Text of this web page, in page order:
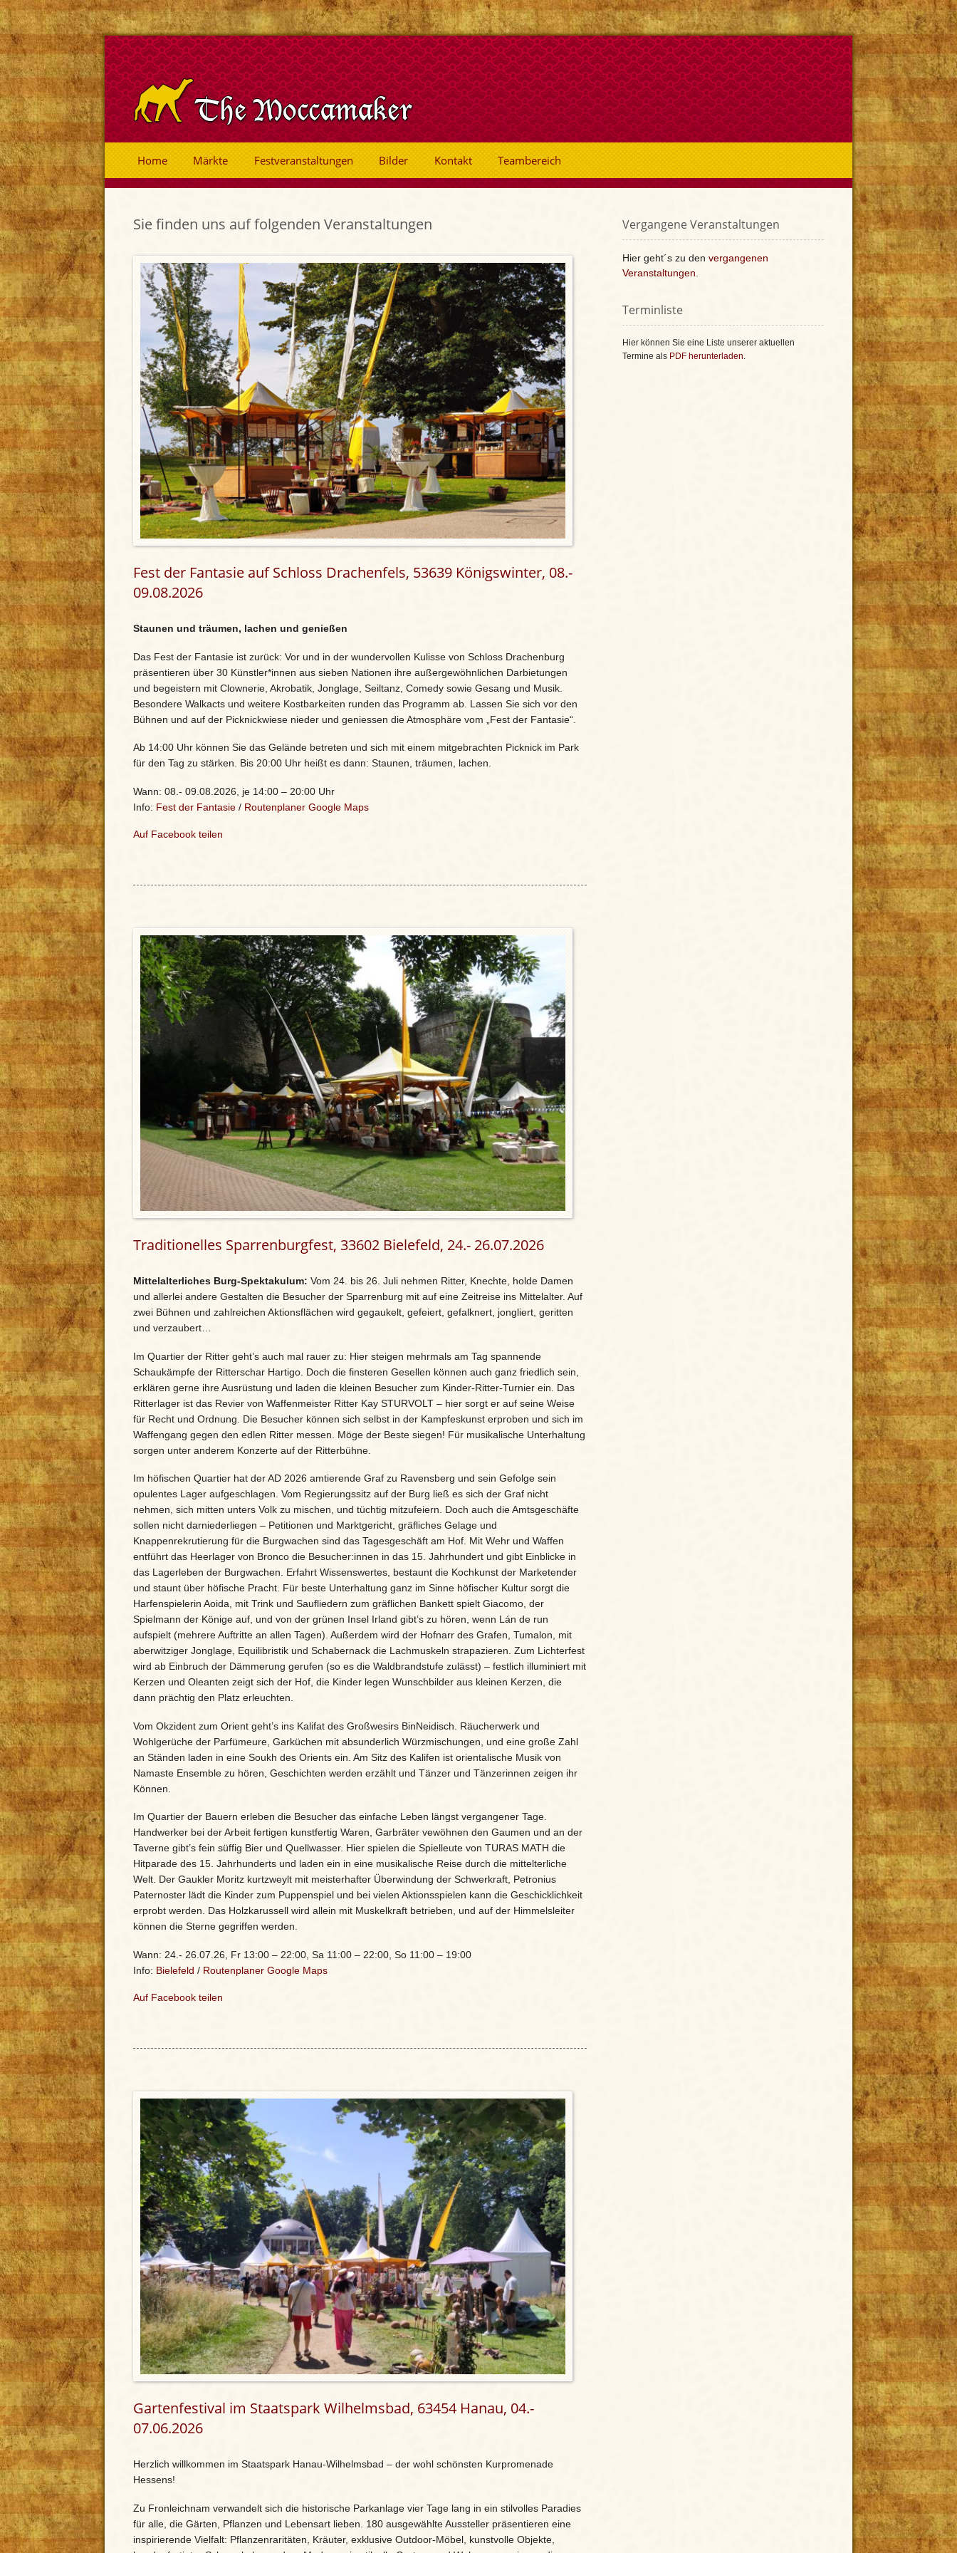
Home Märkte Festveranstaltungen Bilder Kontakt Teambereich
Sie finden uns auf folgenden Veranstaltungen
Fest der Fantasie auf Schloss Drachenfels, 53639 Königswinter, 08.-
09.08.2026
Staunen und träumen, lachen und genießen
Das Fest der Fantasie ist zurück: Vor und in der wundervollen Kulisse von Schloss Drachenburg
präsentieren über 30 Künstler*innen aus sieben Nationen ihre außergewöhnlichen Darbietungen
und begeistern mit Clownerie, Akrobatik, Jonglage, Seiltanz, Comedy sowie Gesang und Musik.
Besondere Walkacts und weitere Kostbarkeiten runden das Programm ab. Lassen Sie sich vor den
Bühnen und auf der Picknickwiese nieder und geniessen die Atmosphäre vom „Fest der Fantasie“.
Ab 14:00 Uhr können Sie das Gelände betreten und sich mit einem mitgebrachten Picknick im Park
für den Tag zu stärken. Bis 20:00 Uhr heißt es dann: Staunen, träumen, lachen.
Wann: 08.- 09.08.2026, je 14:00 – 20:00 Uhr
Info: Fest der Fantasie / Routenplaner Google Maps
Auf Facebook teilen
Traditionelles Sparrenburgfest, 33602 Bielefeld, 24.- 26.07.2026
Mittelalterliches Burg-Spektakulum: Vom 24. bis 26. Juli nehmen Ritter, Knechte, holde Damen
und allerlei andere Gestalten die Besucher der Sparrenburg mit auf eine Zeitreise ins Mittelalter. Auf
zwei Bühnen und zahlreichen Aktionsflächen wird gegaukelt, gefeiert, gefalknert, jongliert, geritten
und verzaubert…
Im Quartier der Ritter geht’s auch mal rauer zu: Hier steigen mehrmals am Tag spannende
Schaukämpfe der Ritterschar Hartigo. Doch die finsteren Gesellen können auch ganz friedlich sein,
erklären gerne ihre Ausrüstung und laden die kleinen Besucher zum Kinder-Ritter-Turnier ein. Das
Ritterlager ist das Revier von Waffenmeister Ritter Kay STURVOLT – hier sorgt er auf seine Weise
für Recht und Ordnung. Die Besucher können sich selbst in der Kampfeskunst erproben und sich im
Waffengang gegen den edlen Ritter messen. Möge der Beste siegen! Für musikalische Unterhaltung
sorgen unter anderem Konzerte auf der Ritterbühne.
Im höfischen Quartier hat der AD 2026 amtierende Graf zu Ravensberg und sein Gefolge sein
opulentes Lager aufgeschlagen. Vom Regierungssitz auf der Burg ließ es sich der Graf nicht
nehmen, sich mitten unters Volk zu mischen, und tüchtig mitzufeiern. Doch auch die Amtsgeschäfte
sollen nicht darniederliegen – Petitionen und Marktgericht, gräfliches Gelage und
Knappenrekrutierung für die Burgwachen sind das Tagesgeschäft am Hof. Mit Wehr und Waffen
entführt das Heerlager von Bronco die Besucher:innen in das 15. Jahrhundert und gibt Einblicke in
das Lagerleben der Burgwachen. Erfahrt Wissenswertes, bestaunt die Kochkunst der Marketender
und staunt über höfische Pracht. Für beste Unterhaltung ganz im Sinne höfischer Kultur sorgt die
Harfenspielerin Aoida, mit Trink und Saufliedern zum gräflichen Bankett spielt Giacomo, der
Spielmann der Könige auf, und von der grünen Insel Irland gibt’s zu hören, wenn Lán de run
aufspielt (mehrere Auftritte an allen Tagen). Außerdem wird der Hofnarr des Grafen, Tumalon, mit
aberwitziger Jonglage, Equilibristik und Schabernack die Lachmuskeln strapazieren. Zum Lichterfest
wird ab Einbruch der Dämmerung gerufen (so es die Waldbrandstufe zulässt) – festlich illuminiert mit
Kerzen und Oleanten zeigt sich der Hof, die Kinder legen Wunschbilder aus kleinen Kerzen, die
dann prächtig den Platz erleuchten.
Vom Okzident zum Orient geht’s ins Kalifat des Großwesirs BinNeidisch. Räucherwerk und
Wohlgerüche der Parfümeure, Garküchen mit absunderlich Würzmischungen, und eine große Zahl
an Ständen laden in eine Soukh des Orients ein. Am Sitz des Kalifen ist orientalische Musik von
Namaste Ensemble zu hören, Geschichten werden erzählt und Tänzer und Tänzerinnen zeigen ihr
Können.
Im Quartier der Bauern erleben die Besucher das einfache Leben längst vergangener Tage.
Handwerker bei der Arbeit fertigen kunstfertig Waren, Garbräter vewöhnen den Gaumen und an der
Taverne gibt’s fein süffig Bier und Quellwasser. Hier spielen die Spielleute von TURAS MATH die
Hitparade des 15. Jahrhunderts und laden ein in eine musikalische Reise durch die mittelterliche
Welt. Der Gaukler Moritz kurtzweylt mit meisterhafter Überwindung der Schwerkraft, Petronius
Paternoster lädt die Kinder zum Puppenspiel und bei vielen Aktionsspielen kann die Geschicklichkeit
erprobt werden. Das Holzkarussell wird allein mit Muskelkraft betrieben, und auf der Himmelsleiter
können die Sterne gegriffen werden.
Wann: 24.- 26.07.26, Fr 13:00 – 22:00, Sa 11:00 – 22:00, So 11:00 – 19:00
Info: Bielefeld / Routenplaner Google Maps
Auf Facebook teilen
Gartenfestival im Staatspark Wilhelmsbad, 63454 Hanau, 04.-
07.06.2026
Herzlich willkommen im Staatspark Hanau-Wilhelmsbad – der wohl schönsten Kurpromenade
Hessens!
Zu Fronleichnam verwandelt sich die historische Parkanlage vier Tage lang in ein stilvolles Paradies
für alle, die Gärten, Pflanzen und Lebensart lieben. 180 ausgewählte Aussteller präsentieren eine
inspirierende Vielfalt: Pflanzenraritäten, Kräuter, exklusive Outdoor-Möbel, kunstvolle Objekte,
Vergangene Veranstaltungen
Hier geht´s zu den vergangenen
Veranstaltungen
Terminliste
Hier können Sie eine Liste unserer aktuellen
Termine als PDF herunterladen.